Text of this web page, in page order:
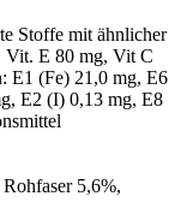
Stoffe mit ähnlicher
E 80 mg, Vit C
E1 (Fe) 21,0 mg, E6
E2 (I) 0,13 mg, E8
5,6%,